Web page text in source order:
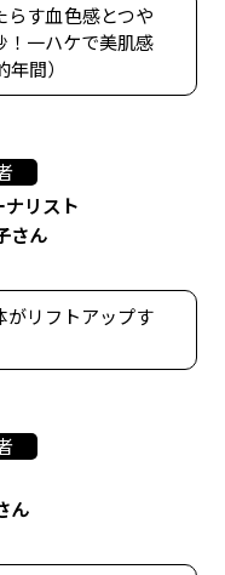
らす血色感とつや
！一ハケで美肌感
間）
ナリスト
さん
がリフトアップす
ん